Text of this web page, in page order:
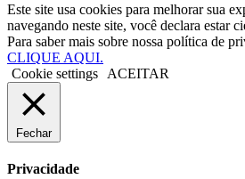
Este site usa cookies para melhorar sua
navegando neste site, você declara estar
Para saber mais sobre nossa política de
CLIQUE AQUI.
Cookie settings
ACEITAR
Fechar
Privacidade